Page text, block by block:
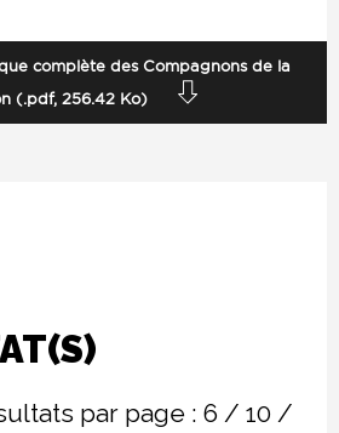
complète des Compagnons de la
(.pdf, 256.42 Ko)
par page : 6 / 10 /